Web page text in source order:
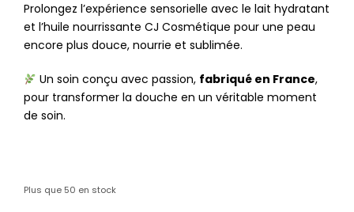
Prolongez l’expérience sensorielle avec le lait hydratant
et l’huile nourrissante CJ Cosmétique pour une peau
encore plus douce, nourrie et sublimée.
Un soin conçu avec passion, fabriqué en France,
pour transformer la douche en un véritable moment
de soin.
Plus que 50 en stock